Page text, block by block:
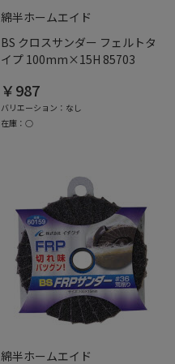
綿半ホームエイド
BS クロスサンダー フェルトタ
イプ 100mm×15H 85703
￥987
バリエーション：なし
在庫：○
綿半ホームエイド